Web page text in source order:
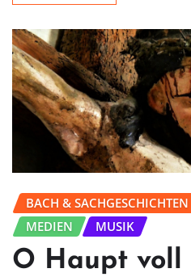
BACH & SACHGESCHICHTEN
MEDIEN
MUSIK
O Haupt voll